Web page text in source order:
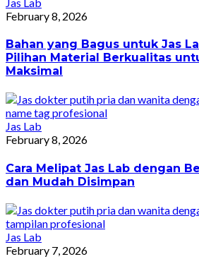
February 8, 2026
Bahan yang Bagus untuk Jas
Pilihan Material Berkualitas
Maksimal
Jas Lab
February 8, 2026
Cara Melipat Jas Lab dengan
dan Mudah Disimpan
Jas Lab
February 7, 2026